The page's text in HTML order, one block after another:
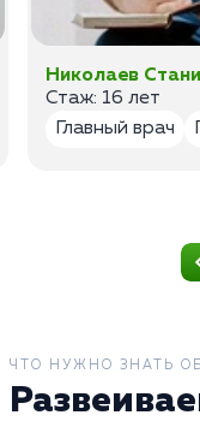
Николаев
Стаж: 16 лет
Главный врач
ЧТО НУЖНО ЗНАТЬ